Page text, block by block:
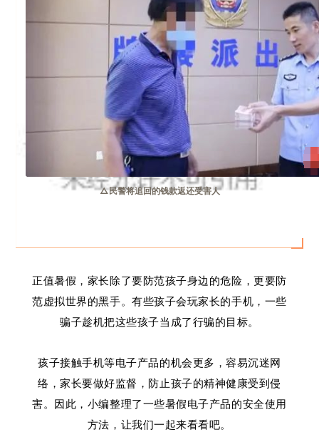
△民警将追回的钱款返还受害人
正值暑假，家长除了要防范孩子身边的危险，更要防
范虚拟世界的黑手。有些孩子会玩家长的手机，一些
骗子趁机把这些孩子当成了行骗的目标。
孩子接触手机等电子产品的机会更多，容易沉迷网
络，家长要做好监督，防止孩子的精神健康受到侵
害。因此，小编整理了一些暑假电子产品的安全使用
方法，让我们一起来看看吧。